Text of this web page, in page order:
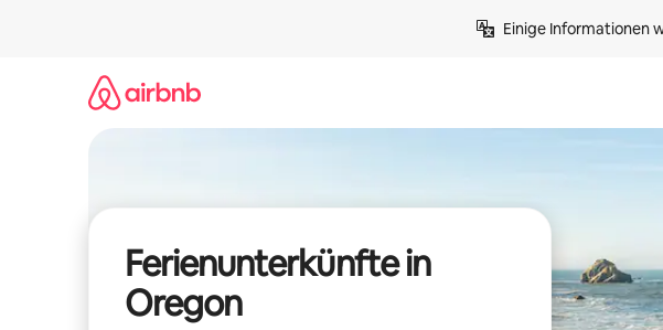
Einige Informationen
Ferienunterkünfte in
Oregon